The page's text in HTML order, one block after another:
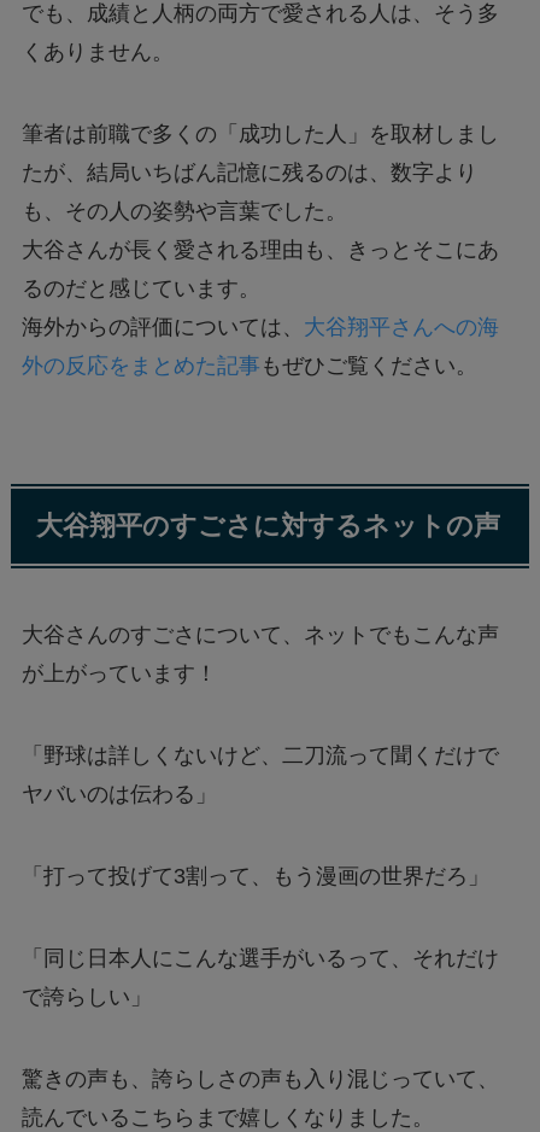
でも、成績と人柄の両方で愛される人は、そう多
くありません。
筆者は前職で多くの「成功した人」を取材しまし
たが、結局いちばん記憶に残るのは、数字より
も、その人の姿勢や言葉でした。
大谷さんが長く愛される理由も、きっとそこにあ
るのだと感じています。
海外からの評価については、 大谷翔平さんへの海
外の反応をまとめた記事 もぜひご覧ください。
大谷翔平のすごさに対するネットの声
大谷さんのすごさについて、ネットでもこんな声
が上がっています！
「野球は詳しくないけど、二刀流って聞くだけで
ヤバいのは伝わる」
「打って投げて3割って、もう漫画の世界だろ」
「同じ日本人にこんな選手がいるって、それだけ
で誇らしい」
驚きの声も、誇らしさの声も入り混じっていて、
読んでいるこちらまで嬉しくなりました。